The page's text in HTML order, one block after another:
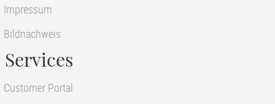
Impressum
Bildnachweis
Services
Customer Portal